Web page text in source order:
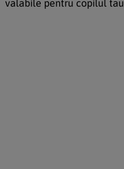
valabile pentru copilul tau.